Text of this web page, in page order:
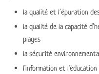
la qualité et l’épuration
la qualité de la capacité
plages
la sécurité
l'information et l'éducation